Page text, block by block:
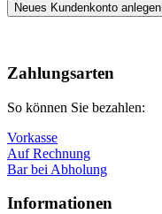
Neues Kundenkonto anlegen
oben
Zahlungsarten
So können Sie bezahlen:
Vorkasse
Auf Rechnung
Bar bei Abholung
Informationen